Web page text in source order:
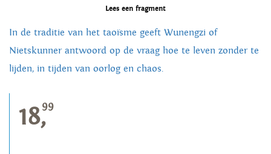
Lees een fragment
In de traditie van het taoïsme geeft Wunengzi of
Nietskunner antwoord op de vraag hoe te leven zonder te
lijden, in tijden van oorlog en chaos.
18,99